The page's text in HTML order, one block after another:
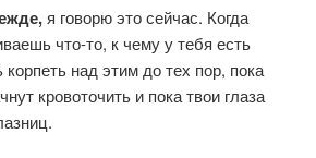
я говорю это сейчас. Когда
что-то, к чему у тебя есть
над этим до тех пор, пока
кровоточить и пока твои глаза